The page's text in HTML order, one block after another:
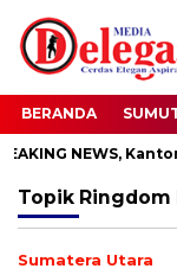
BERANDA
NEWS,
Topik
Sumatera Utara